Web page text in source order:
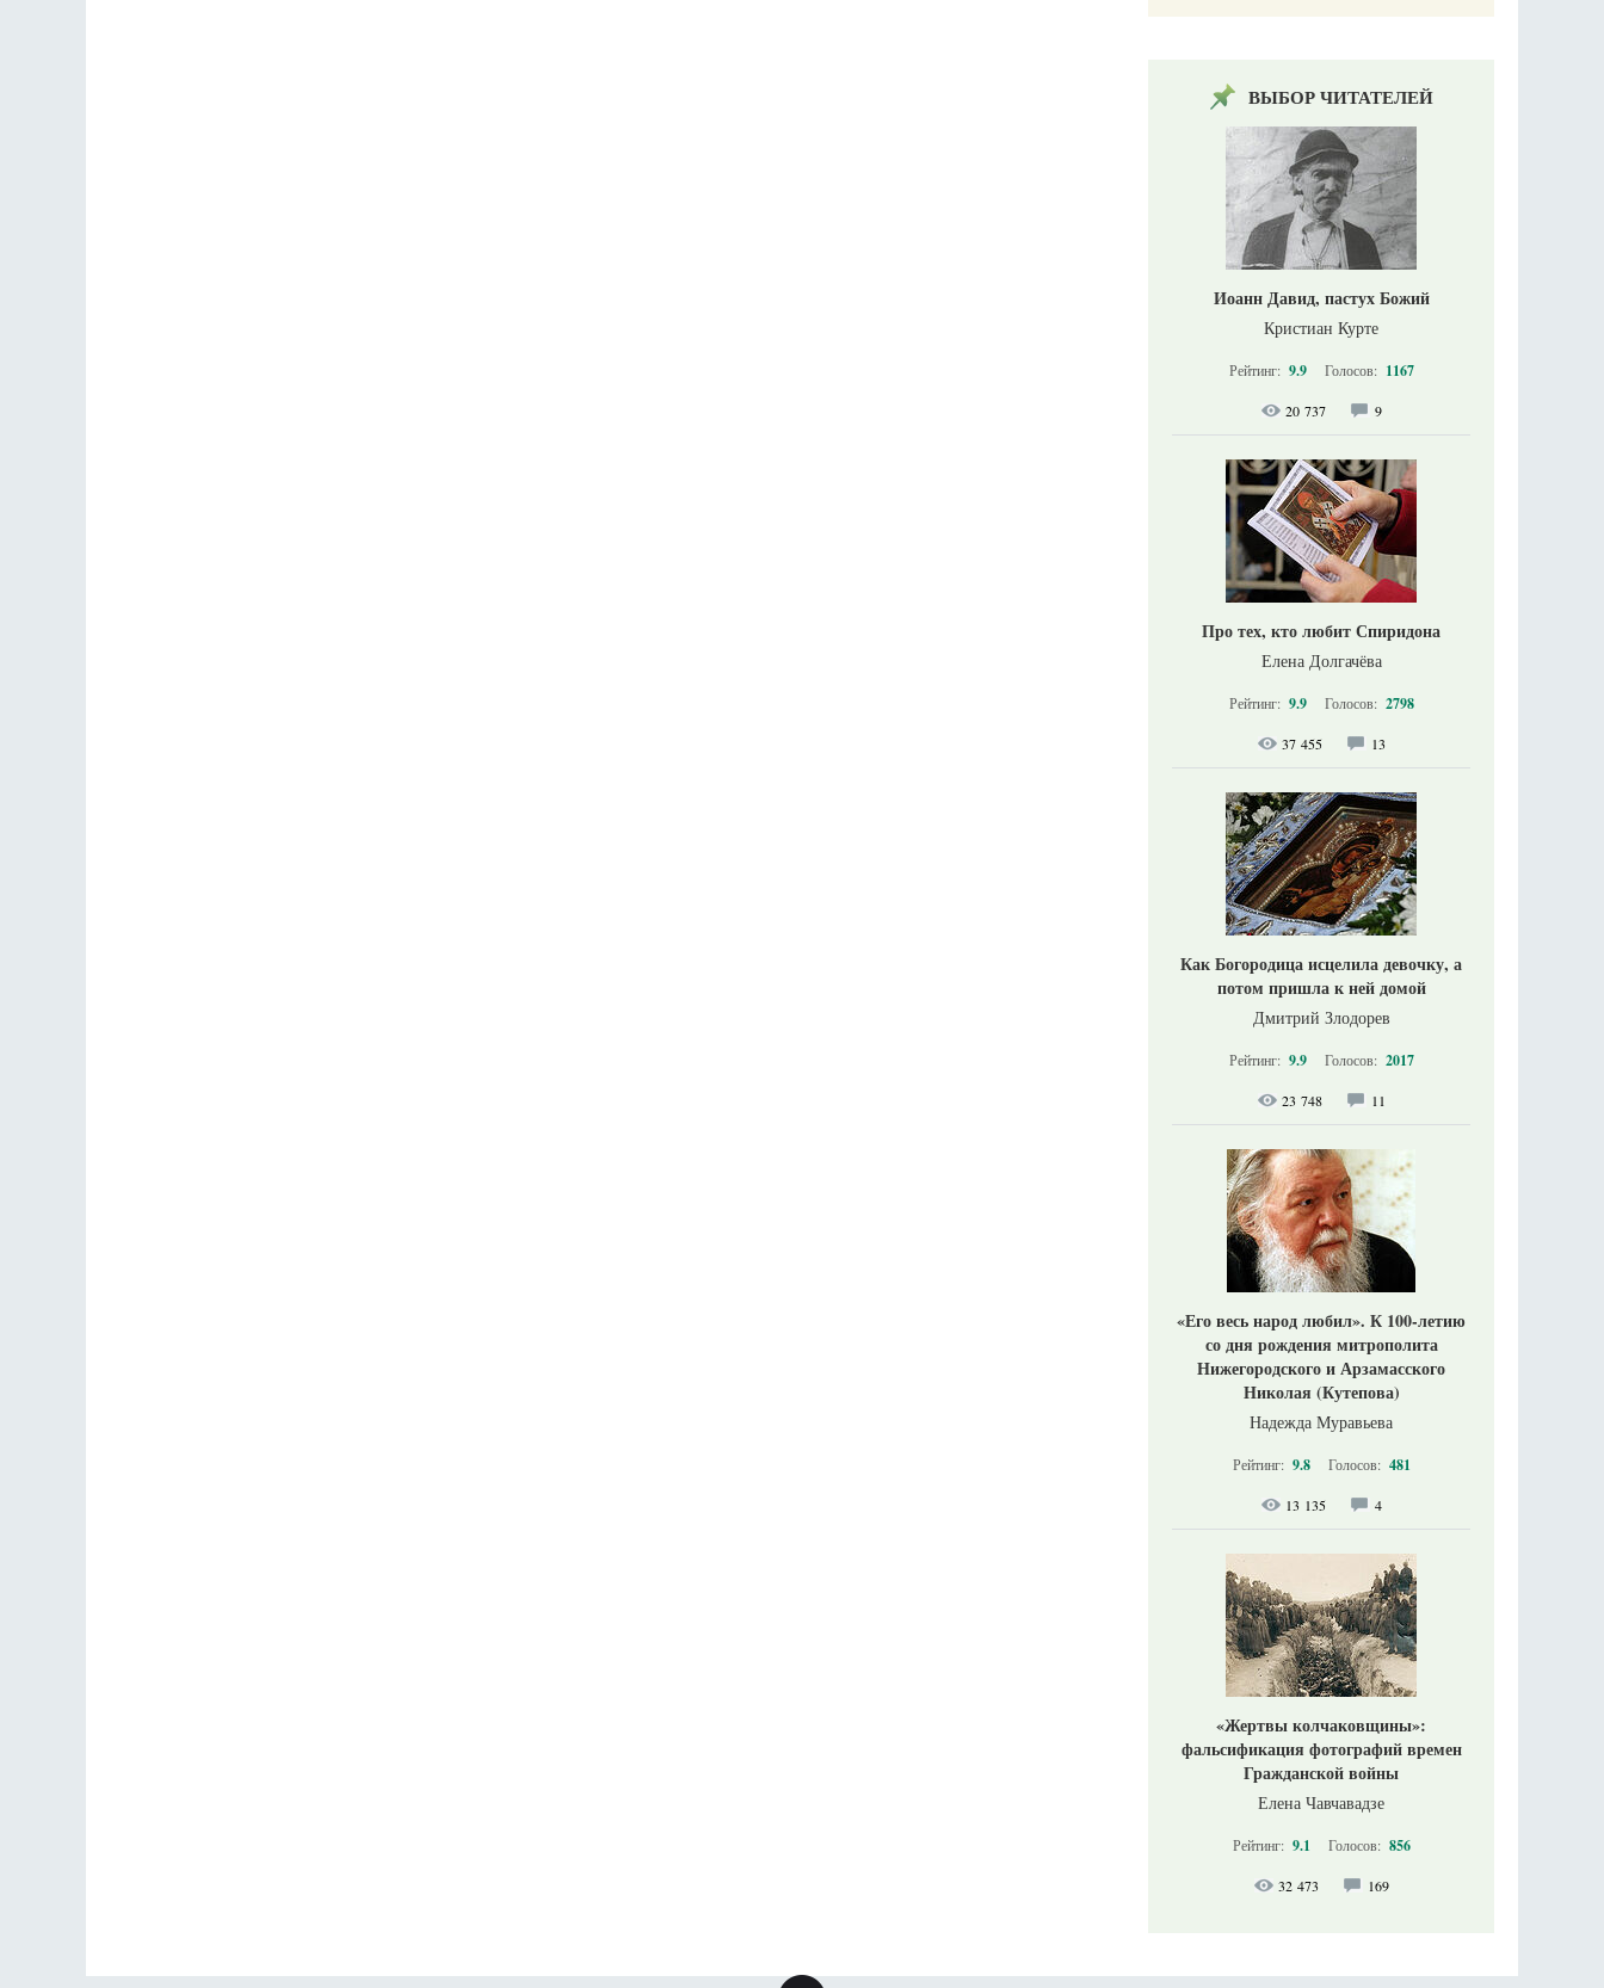
ВЫБОР ЧИТАТЕЛЕЙ
Иоанн Давид, пастух Божий
Кристиан Курте
Рейтинг: 9.9 Голосов: 1167
20 737 9
Про тех, кто любит Спиридона
Елена Долгачёва
Рейтинг: 9.9 Голосов: 2798
37 455 13
Как Богородица исцелила девочку, а
потом пришла к ней домой
Дмитрий Злодорев
Рейтинг: 9.9 Голосов: 2017
23 748 11
«Его весь народ любил». К 100-летию
со дня рождения митрополита
Нижегородского и Арзамасского
Николая (Кутепова)
Надежда Муравьева
Рейтинг: 9.8 Голосов: 481
13 135 4
«Жертвы колчаковщины»:
фальсификация фотографий времен
Гражданской войны
Елена Чавчавадзе
Рейтинг: 9.1 Голосов: 856
32 473 169